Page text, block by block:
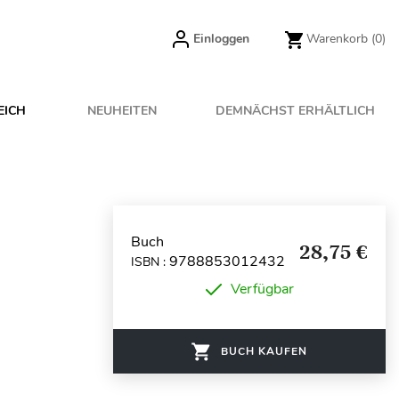
Einloggen Warenkorb (0)
NEUHEITEN DEMNÄCHST ERHÄLTLICH
Buch
ISBN : 9788853012432 28,75 €
Verfügbar
BUCH KAUFEN